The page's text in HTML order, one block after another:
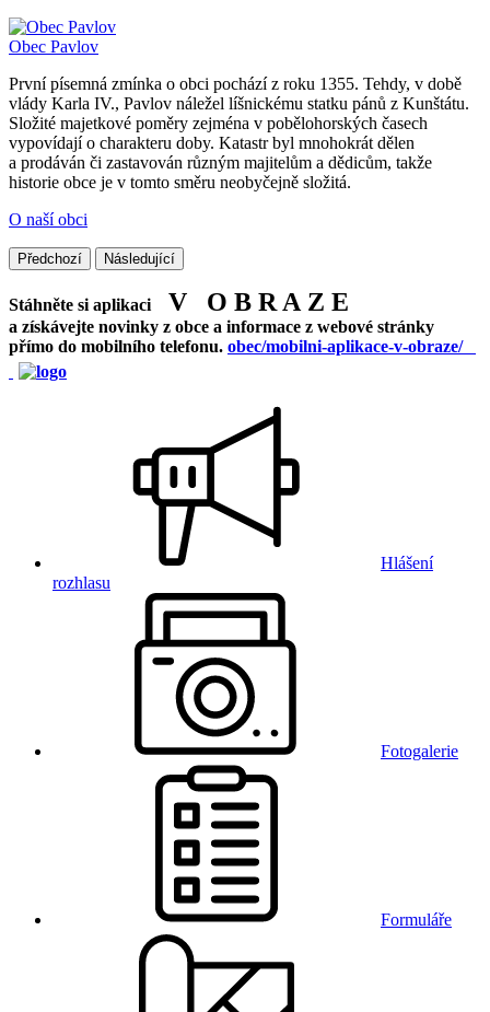
Obec Pavlov
První písemná zmínka o obci pochází z roku 1355. Tehdy, v době
vlády Karla IV., Pavlov náležel líšnickému statku pánů z Kunštátu.
Složité majetkové poměry zejména v pobělohorských časech
vypovídají o charakteru doby. Katastr byl mnohokrát dělen
a prodáván či zastavován různým majitelům a dědicům, takže
historie obce je v tomto směru neobyčejně složitá.
O naší obci
Předchozí Následující
Stáhněte si aplikaci V O B R A Z E
a získávejte novinky z obce a informace z webové stránky
přímo do mobilního telefonu. obec/mobilni-aplikace-v-obraze/
Hlášení
rozhlasu
Fotogalerie
Formuláře